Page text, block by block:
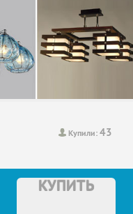
Купили:43
КУПИТЬ